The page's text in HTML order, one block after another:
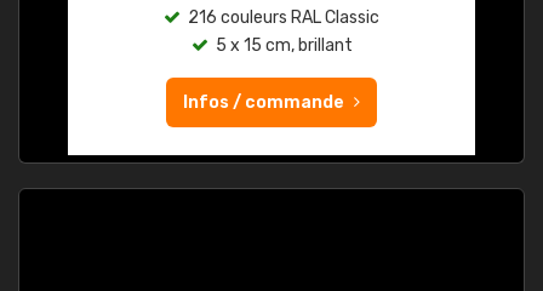
216 couleurs RAL Classic
5 x 15 cm, brillant
Infos / commande